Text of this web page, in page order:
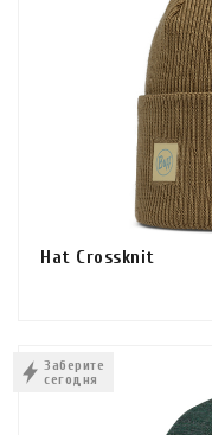
Hat Crossknit
Заберите
сегодня